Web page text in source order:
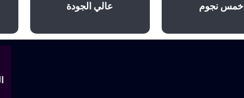
خمس نجوم عالي الجودة